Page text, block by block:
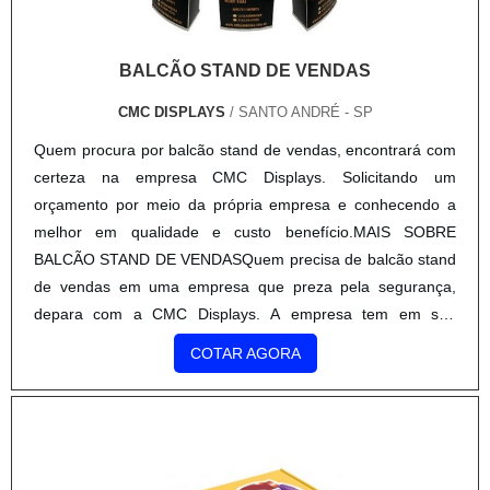
isso por ser uma empresa comprometida com seus serviços
escritório de alta qualidade onde são realizadas as
atividades e equipamentos de última geração. Tudo isso,
consultores associados e profissionais com vasta
experiência na área de atuação, comprova sua essência de
trazer o melhor para todos os clientes.
BALCÃO STAND DE VENDAS
CMC DISPLAYS / SANTO ANDRÉ - SP
Quem procura por balcão stand de vendas, encontrará com
certeza na empresa CMC Displays. Solicitando um
orçamento por meio da própria empresa e conhecendo a
melhor em qualidade e custo benefício.MAIS SOBRE
BALCÃO STAND DE VENDASQuem precisa de balcão stand
de vendas em uma empresa que preza pela segurança,
depara com a CMC Displays. A empresa tem em seu
escopo balcão stand de vendas e balcão portátil para
eventos, oferecendo o que há de melhor em tecnologia ao
cliente.Ainda focando em balcão stand de vendas, deve-se
simples, mas que mostram o comprometimento da empresa
COTAR AGORA